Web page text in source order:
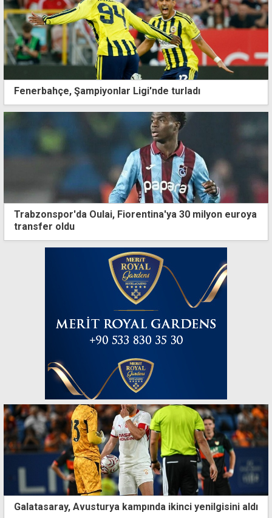
Fenerbahçe, Şampiyonlar Ligi'nde turladı
Trabzonspor'da Oulai, Fiorentina'ya 30 milyon euroya
transfer oldu
Galatasaray, Avusturya kampında ikinci yenilgisini aldı